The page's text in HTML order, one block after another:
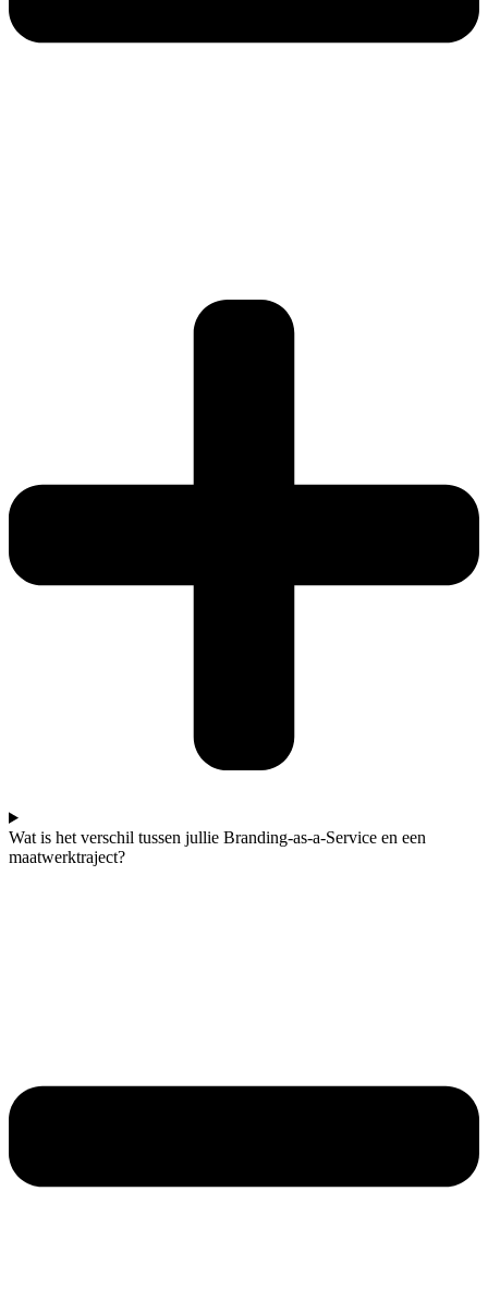
Wat is het verschil tussen jullie Branding-as-a-Service en een
maatwerktraject?